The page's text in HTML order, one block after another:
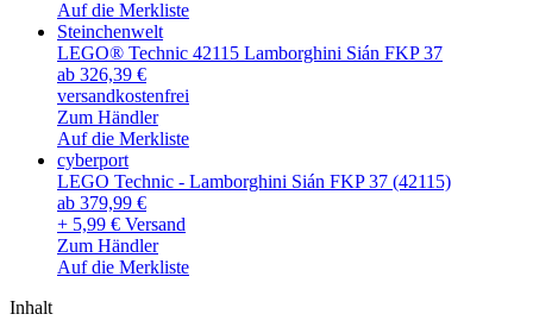
Auf die Merkliste
Steinchenwelt
LEGO® Technic 42115 Lamborghini Sián FKP 37
ab 326,39 €
versandkostenfrei
Zum Händler
Auf die Merkliste
cyberport
LEGO Technic - Lamborghini Sián FKP 37 (42115)
ab 379,99 €
+ 5,99 € Versand
Zum Händler
Auf die Merkliste
Inhalt